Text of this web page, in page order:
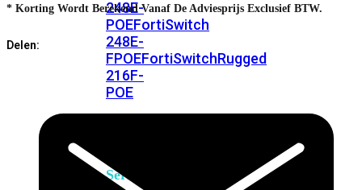
248E-
POEFortiSwitch
248E-
FPOEFortiSwitchRugged
216F-
POE
Series
* Korting Wordt Berekend Vanaf De Adviesprijs Exclusief BTW.
Delen: